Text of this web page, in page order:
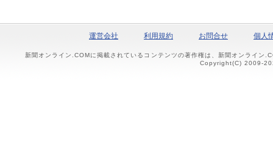
運営会社 利用規約 お問合せ 個人
新聞オンライン.COMに掲載されているコンテンツの著作権は、新聞オンライン
Copyright(C) 2009-